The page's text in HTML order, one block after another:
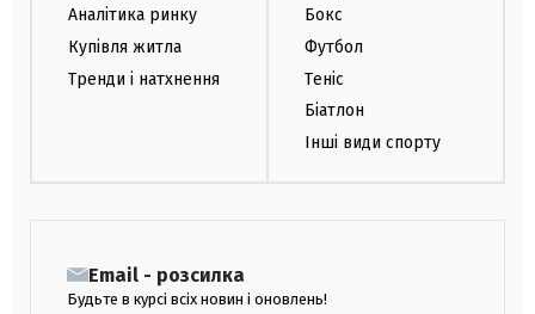
Аналітика ринку
Купівля житла
Тренди і натхнення
Бокс
Футбол
Теніс
Біатлон
Інші види спорту
Email - розсилка
Будьте в курсі всіх новин і оновлень!